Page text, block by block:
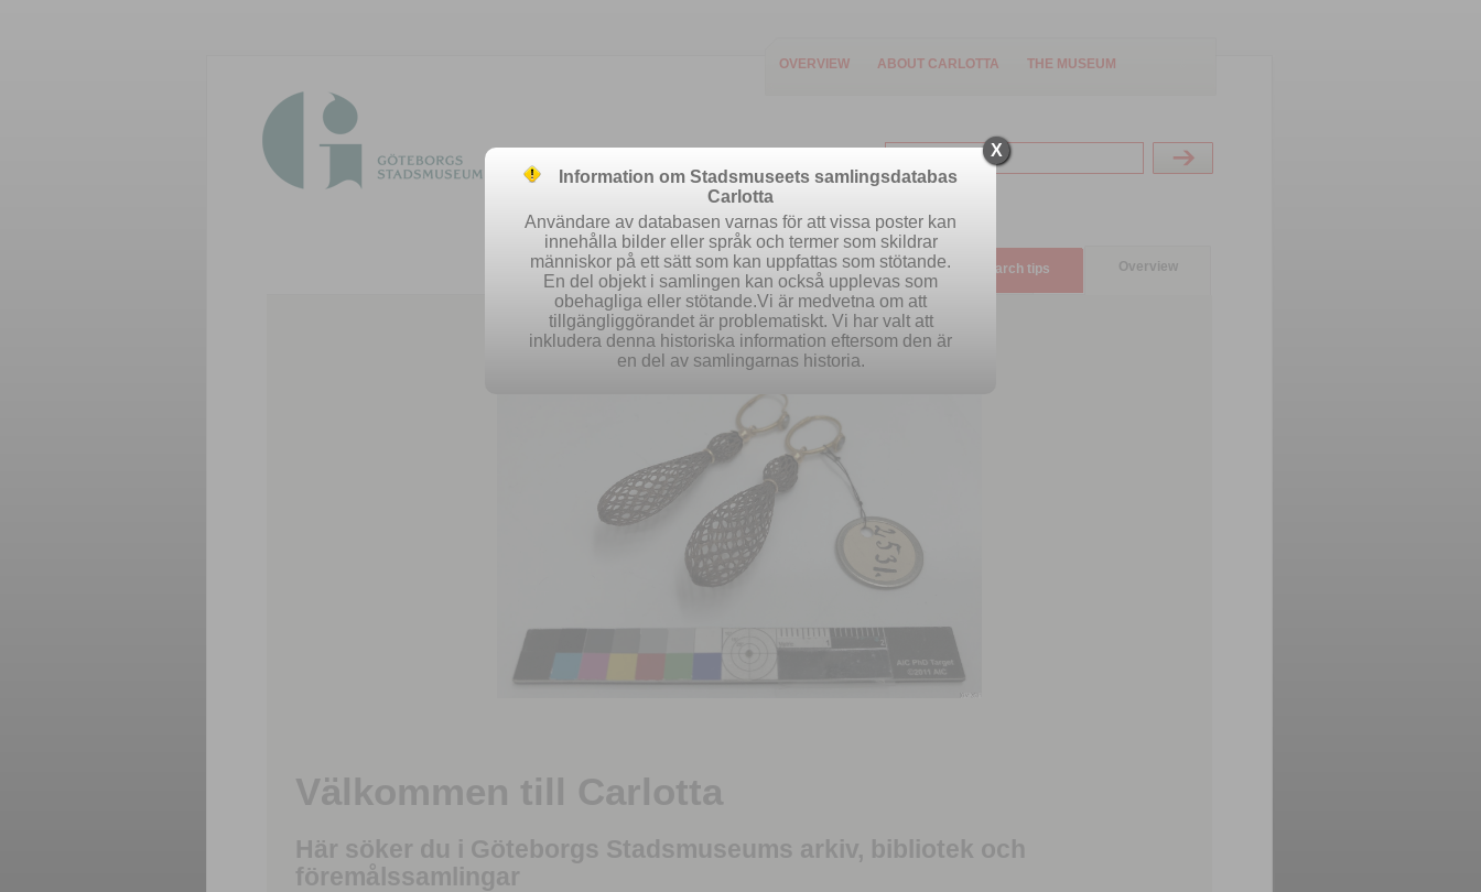
OVERVIEW ABOUT CARLOTTA THE MUSEUM
Easy search Advanced search Search tips Overview
Välkommen till Carlotta
Här söker du i Göteborgs Stadsmuseums arkiv, bibliotek och
föremålssamlingar
X
Information om Stadsmuseets samlingsdatabas
Carlotta
Användare av databasen varnas för att vissa poster kan
innehålla bilder eller språk och termer som skildrar
människor på ett sätt som kan uppfattas som stötande.
En del objekt i samlingen kan också upplevas som
obehagliga eller stötande.Vi är medvetna om att
tillgängliggörandet är problematiskt. Vi har valt att
inkludera denna historiska information eftersom den är
en del av samlingarnas historia.